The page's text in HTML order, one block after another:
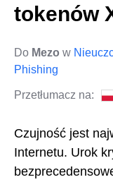
tokenów
Do Mezo w
Phishing
Przetłumacz na:
Czujność jest
Internetu. Urok